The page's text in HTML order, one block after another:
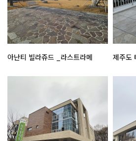
아난티 빌라쥬드 _라스트라메 제주도